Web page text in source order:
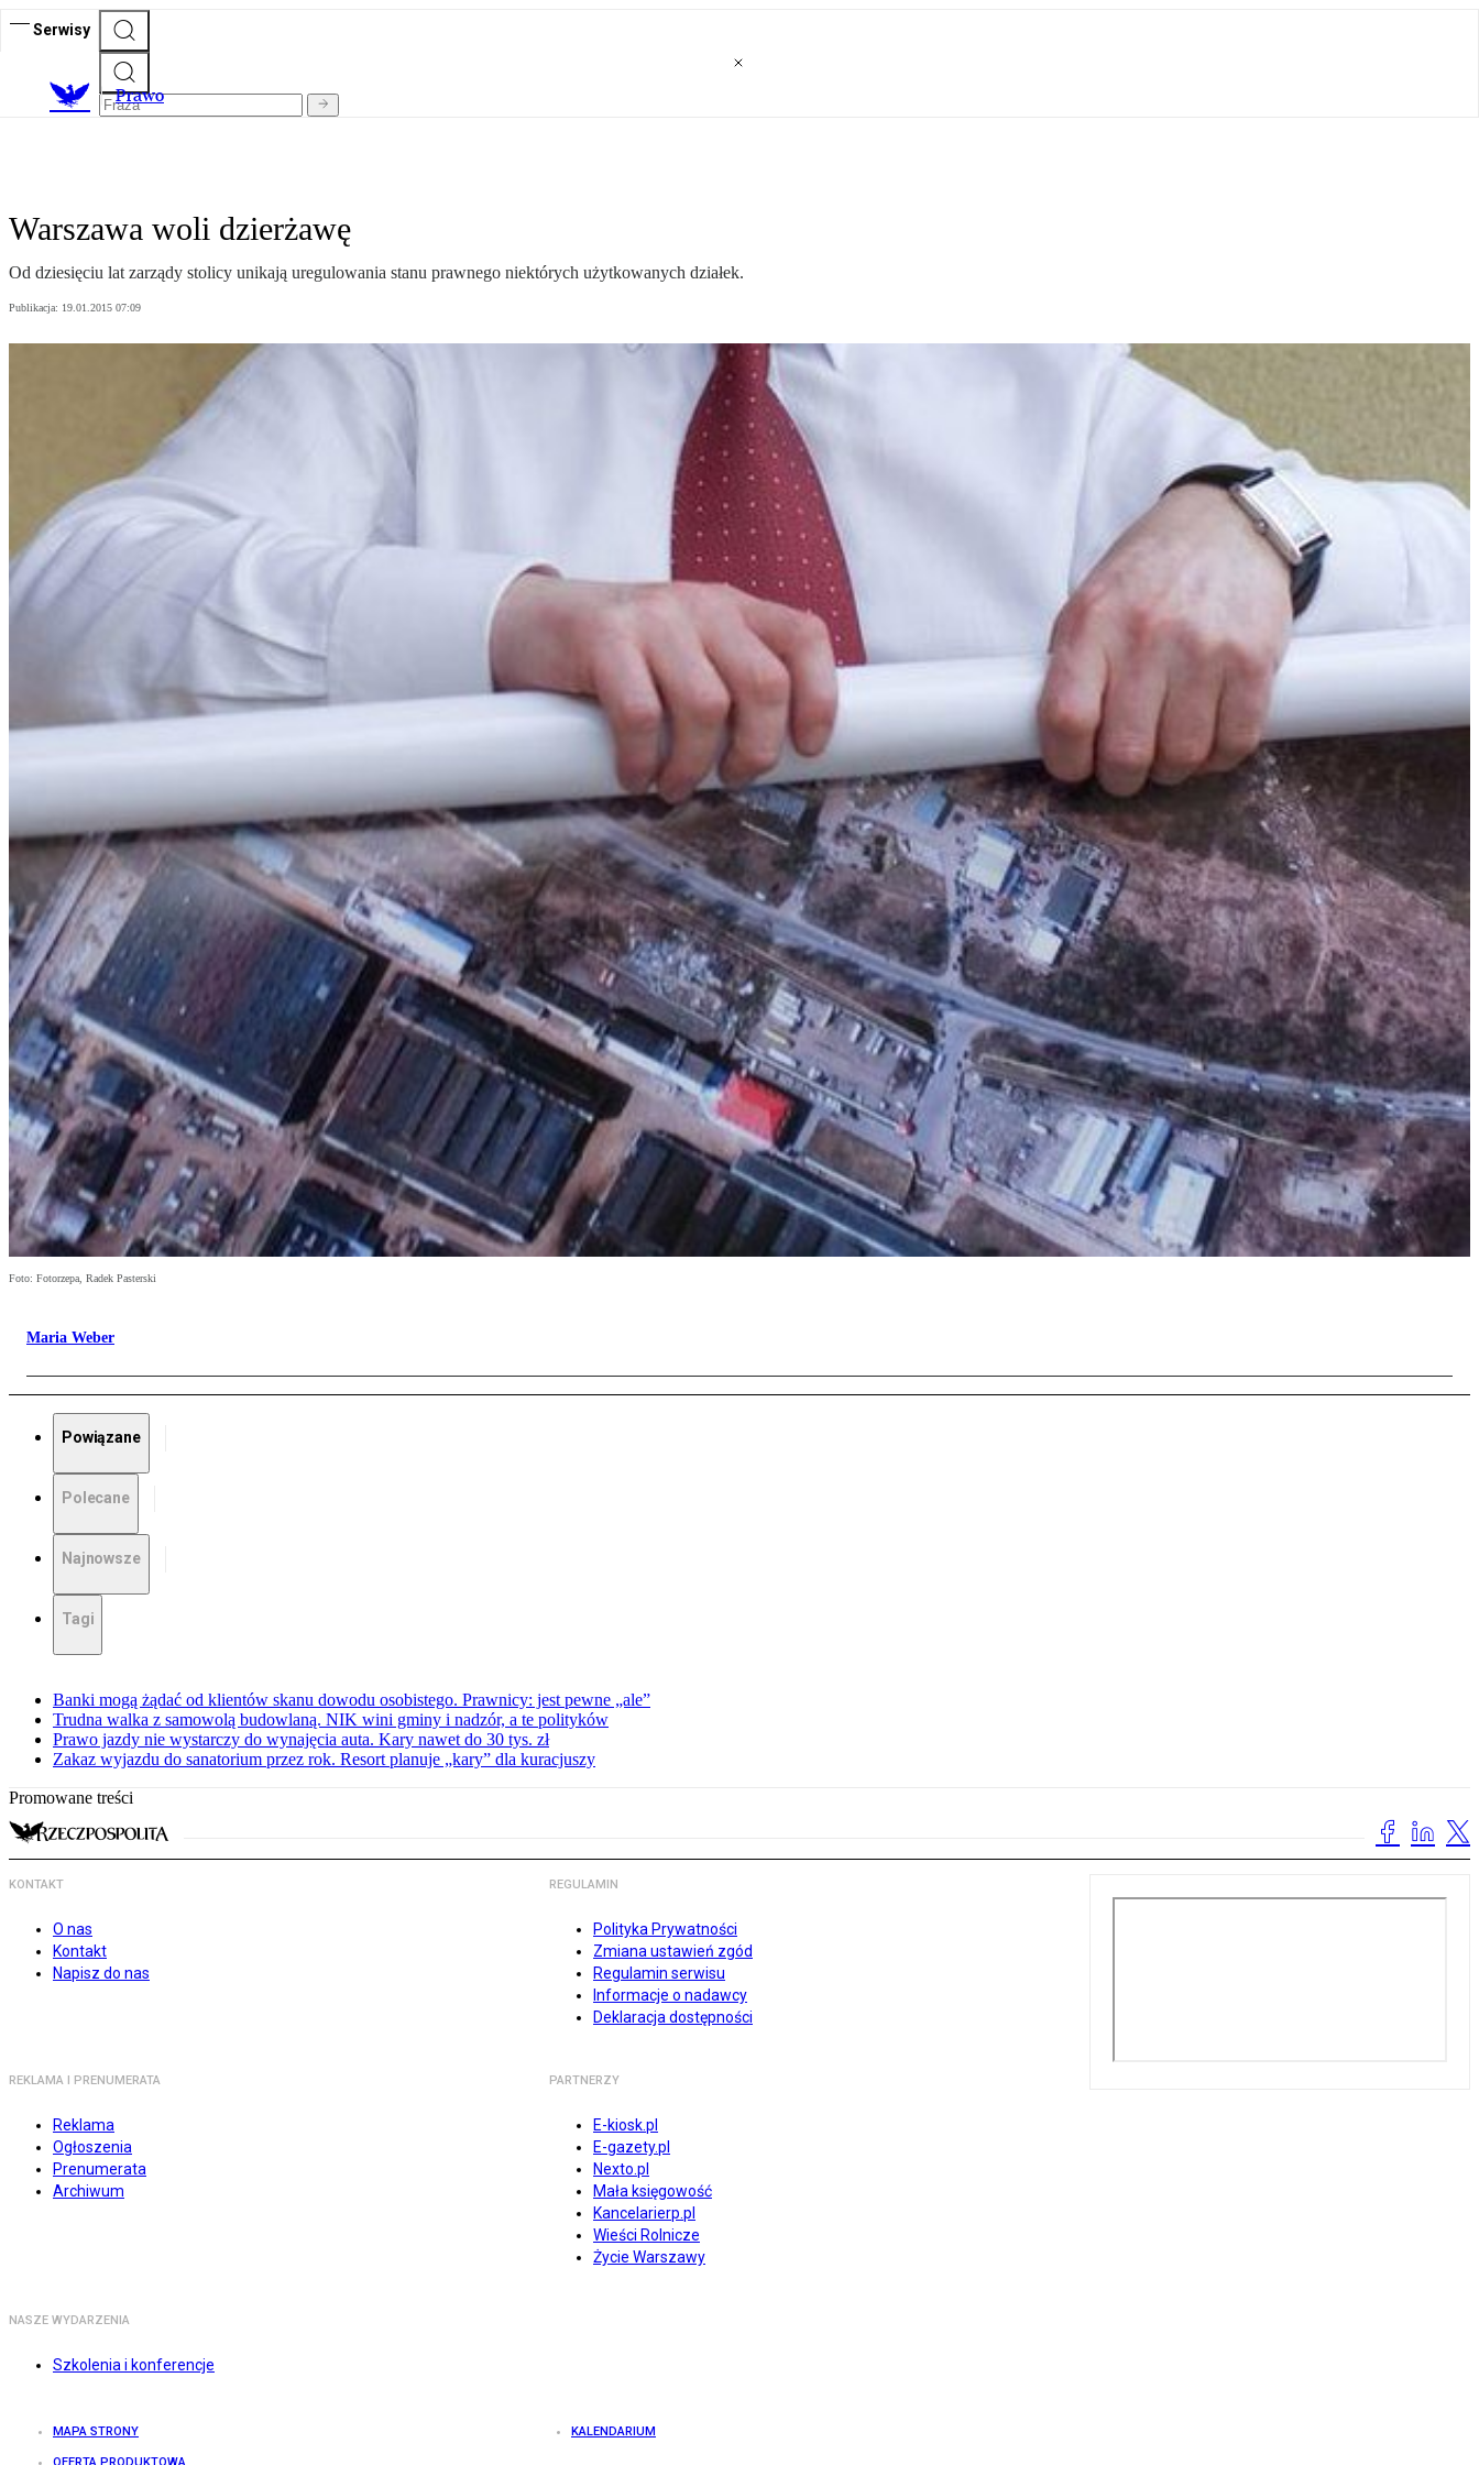
Serwisy
Prawo
Warszawa woli dzierżawę
Od dziesięciu lat zarządy stolicy unikają uregulowania stanu prawnego niektórych użytkowanych działek.
Publikacja: 19.01.2015 07:09
Foto: Fotorzepa, Radek Pasterski
Maria Weber
Powiązane
Polecane
Najnowsze
Tagi
Banki mogą żądać od klientów skanu dowodu osobistego. Prawnicy: jest pewne „ale”
Trudna walka z samowolą budowlaną. NIK wini gminy i nadzór, a te polityków
Prawo jazdy nie wystarczy do wynajęcia auta. Kary nawet do 30 tys. zł
Zakaz wyjazdu do sanatorium przez rok. Resort planuje „kary” dla kuracjuszy
Promowane treści
KONTAKT
O nas
Kontakt
Napisz do nas
REGULAMIN
Polityka Prywatności
Zmiana ustawień zgód
Regulamin serwisu
Informacje o nadawcy
Deklaracja dostępności
REKLAMA I PRENUMERATA
Reklama
Ogłoszenia
Prenumerata
Archiwum
PARTNERZY
E-kiosk.pl
E-gazety.pl
Nexto.pl
Mała księgowość
Kancelarierp.pl
Wieści Rolnicze
Życie Warszawy
NASZE WYDARZENIA
Szkolenia i konferencje
MAPA STRONY KALENDARIUM